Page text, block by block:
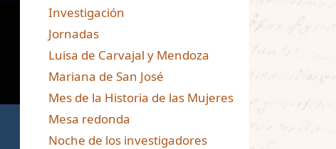
Investigación
Jornadas
Luisa de Carvajal y Mendoza
Mariana de San José
Mes de la Historia de las Mujeres
Mesa redonda
Noche de los investigadores